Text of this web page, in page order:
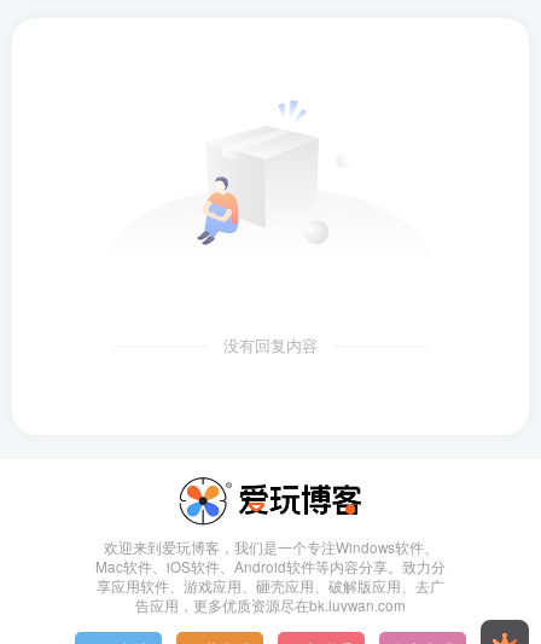
没有回复内容
欢迎来到爱玩博客，我们是一个专注Windows软件、
Mac软件、iOS软件、Android软件等内容分享。致力分
享应用软件、游戏应用、砸壳应用、破解版应用、去广
告应用，更多优质资源尽在bk.luvwan.com